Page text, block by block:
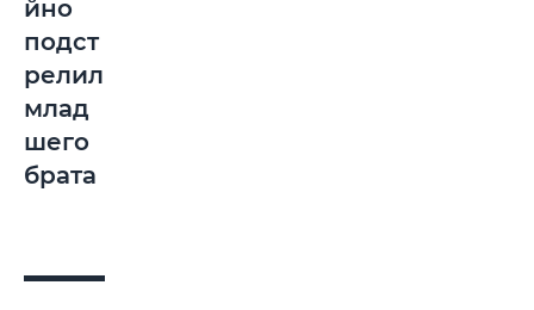
йно
подст
релил
млад
шего
брата